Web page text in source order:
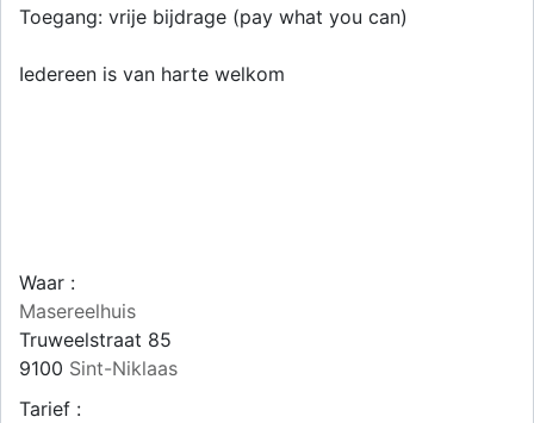
Toegang: vrije bijdrage (pay what you can)
Iedereen is van harte welkom
Waar :
Masereelhuis
Truweelstraat 85
9100 Sint-Niklaas
Tarief :